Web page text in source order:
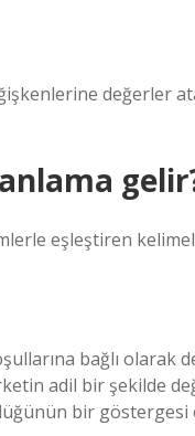
değerler
eşleştiren
bağlı olarak
adil bir şekilde
bir göstergesi